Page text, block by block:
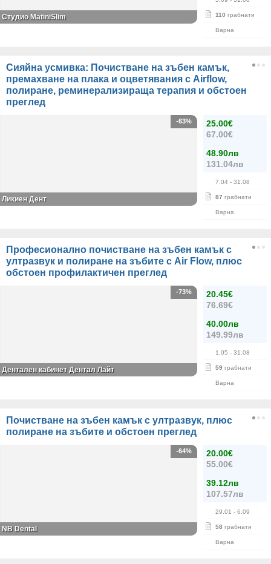
110 грабнати
Варна
Студио MatiniSlim
Сияйна усмивка: Почистване на зъбен камък,
премахване на плака и оцветявания с Airflow,
полиране, реминерализираща терапия и обстоен
преглед
25.00€
67.00€
48.90лв
131.04лв
7.04 - 31.08
87 грабнати
Варна
-63%
Ликиен Дент
Професионално почистване на зъбен камък с
ултразвук и полиране на зъбите с Air Flow, плюс
обстоен профилактичен преглед
20.45€
76.69€
40.00лв
149.99лв
1.05 - 31.08
59 грабнати
Варна
-73%
Дентален кабинет Дентал Лайт
Почистване на зъбен камък с ултразвук, плюс
полиране на зъбите и обстоен преглед
20.00€
55.00€
39.12лв
107.57лв
29.01 - 6.09
58 грабнати
Варна
-64%
NB Dental